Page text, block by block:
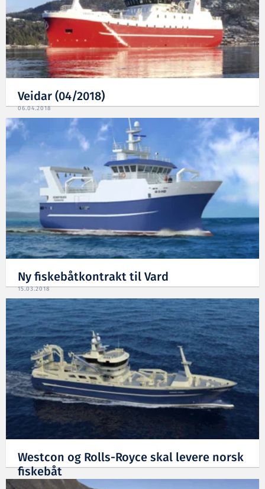
Veidar (04/2018)
06.04.2018
Ny fiskebåtkontrakt til Vard
15.03.2018
Westcon og Rolls-Royce skal levere norsk
fiskebåt